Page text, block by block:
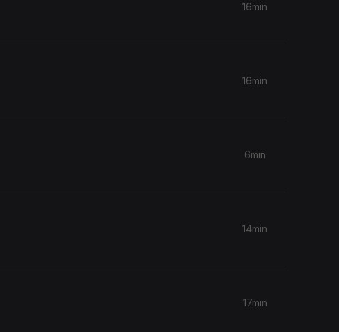
16min
16min
6min
14min
17min